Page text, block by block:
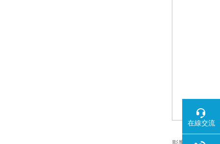
在線交流